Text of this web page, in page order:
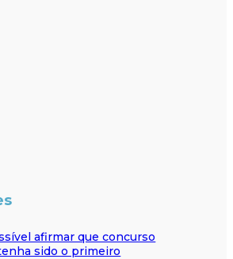
afirmar que concurso
sido o primeiro